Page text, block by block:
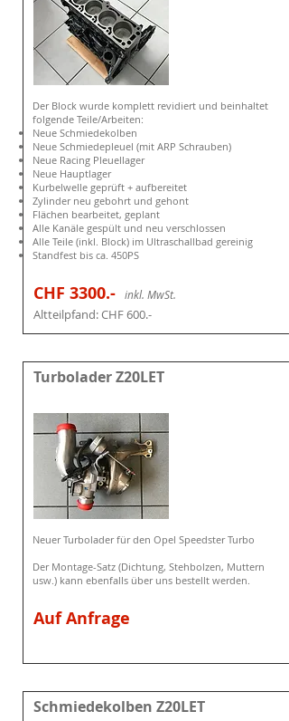
Der Block wurde komplett revidiert und beinhaltet
folgende Teile/Arbeiten:
Neue Schmiedekolben
Neue Schmiedepleuel (mit ARP Schrauben)
Neue Racing Pleuellager
Neue Hauptlager
Kurbelwelle geprüft + aufbereitet
Zylinder neu gebohrt und gehont
Flächen bearbeitet, geplant
Alle Kanäle gespült und neu verschlossen
Alle Teile (inkl. Block) im Ultraschallbad gereinig
Standfest bis ca. 450PS
CHF 3300.- inkl. MwSt.
Altteilpfand: CHF 600.-
Turbolader Z20LET
Neuer Turbolader für den Opel Speedster Turbo
Der Montage-Satz (Dichtung, Stehbolzen, Muttern
usw.) kann ebenfalls über uns bestellt werden.
Auf Anfrage
Schmiedekolben Z20LET